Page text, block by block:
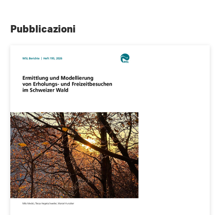
Pubblicazioni